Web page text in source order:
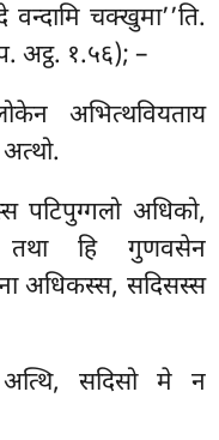
चक्खुमा’’ति.
अट्ठ. १.५६); –
अभित्थवियताय
पटिपुग्गलो अधिको,
तथा हि गुणवसेन
अधिकस्स, सदिसस्स
सदिसो मे न